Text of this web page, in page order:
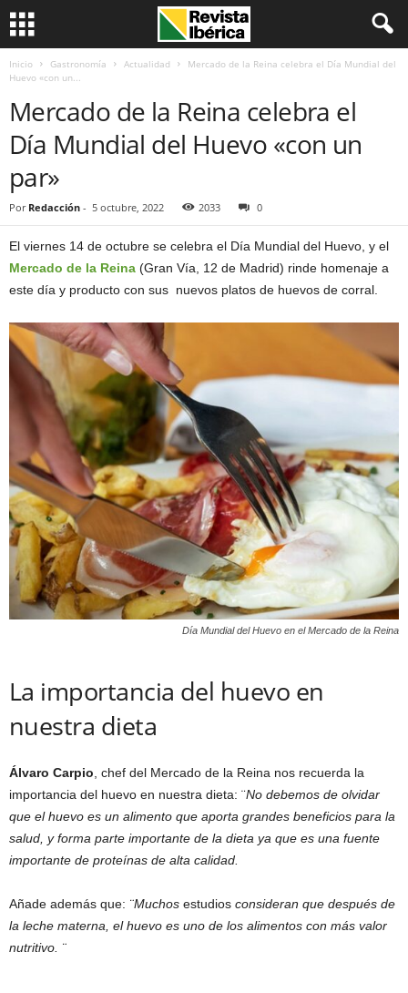
Inicio Gastronomía Actualidad
Mercado de la Reina celebra el Día Mundial del
Huevo «con un...
Mercado de la Reina celebra el
Día Mundial del Huevo «con un
par»
Por Redacción - 5 octubre, 2022 2033 0
El viernes 14 de octubre se celebra el Día Mundial del Huevo, y el
Mercado de la Reina (Gran Vía, 12 de Madrid) rinde homenaje a
este día y producto con sus nuevos platos de huevos de corral.
Día Mundial del Huevo en elMercado de la Reina
La importancia del huevo en
nuestra dieta
Álvaro Carpio , chef del Mercado de la Reina nos recuerda la
importancia del huevo en nuestra dieta: ¨No debemos de olvidar
que el huevo es un alimento que aporta grandes beneficios para la
salud, y forma parte importante de la dieta ya que es una fuente
importante de proteínas de alta calidad.
Añade además que: ¨Muchos estudios consideran que después de
la leche materna, el huevo es uno de los alimentos con más valor
nutritivo. ¨